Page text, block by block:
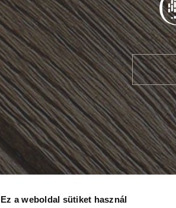
Ez a weboldal sütiket használ